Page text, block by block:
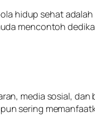
hidup sehat
mencontoh
media sosial,
sering